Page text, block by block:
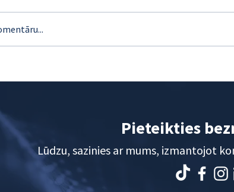
biznesam
nepieciešama
Pieteikties
Lūdzu, sazinies ar mums, izmantojot